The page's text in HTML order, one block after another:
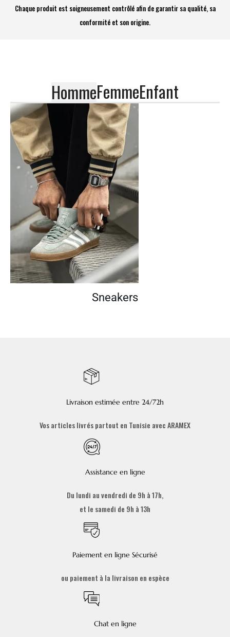
Chaque produit est soigneusement contrôlé afin de garantir sa qualité, sa
conformité et son origine.
HommeFemmeEnfant
Sneakers
Livraison estimée entre 24/72h
Vos articles livrés partout en Tunisie avec ARAMEX
Assistance en ligne
Du lundi au vendredi de 9h à 17h,
et le samedi de 9h à 13h
Paiement en ligne Sécurisé
ou paiement à la livraison en espèce
Chat en ligne